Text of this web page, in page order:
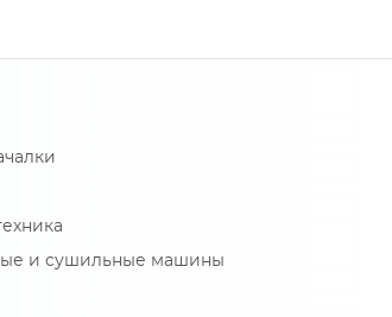
и сушильные машины